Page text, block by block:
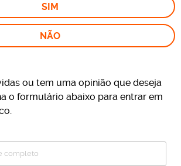
SIM
NÃO
ou tem uma opinião que deseja
o formulário abaixo para entrar em